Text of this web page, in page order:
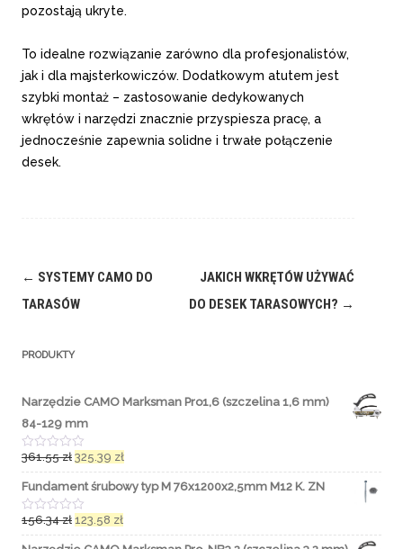
pozostają ukryte.
To idealne rozwiązanie zarówno dla profesjonalistów,
jak i dla majsterkowiczów. Dodatkowym atutem jest
szybki montaż – zastosowanie dedykowanych
wkrętów i narzędzi znacznie przyspiesza pracę, a
jednocześnie zapewnia solidne i trwałe połączenie
desek.
← SYSTEMY CAMO DO
TARASÓW
JAKICH WKRĘTÓW UŻYWAĆ
DO DESEK TARASOWYCH? →
PRODUKTY
Narzędzie CAMO Marksman Pro1,6 (szczelina 1,6 mm)
84-129 mm
O
c
e
n
i
o
361.55zł 325.39 zł
Fundament śrubowy typ M 76x1200x2,5mm M12 K. ZN
O
c
e
156.34zł 123.58 zł